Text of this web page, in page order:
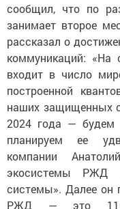
сообщил, что по
занимает второе
рассказал о
коммуникаций: «На
входит в число
построенной
наших защищенных
2024 года —
планируем ее
компании
экосистемы РЖД
системы». Далее он
РЖД — это 116